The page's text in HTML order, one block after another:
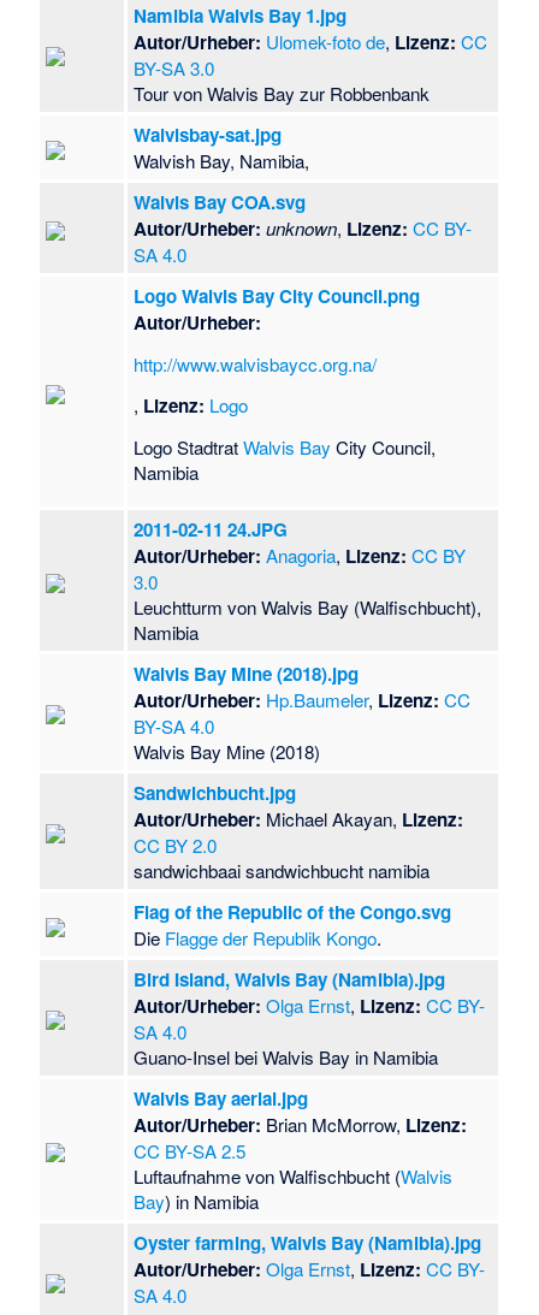
Namibia Walvis Bay 1.jpg
Autor/Urheber: Ulomek-foto de, Lizenz: CC
BY-SA 3.0
Tour von Walvis Bay zur Robbenbank
Walvisbay-sat.jpg
Walvish Bay, Namibia,
Walvis Bay COA.svg
Autor/Urheber: unknown, Lizenz: CC BY-
SA 4.0
Logo Walvis Bay City Council.png
Autor/Urheber:
http://www.walvisbaycc.org.na/
, Lizenz: Logo
Logo StadtratWalvis Bay City Council,
Namibia
2011-02-11 24.JPG
Autor/Urheber: Anagoria, Lizenz: CC BY
3.0
Leuchtturm von Walvis Bay (Walfischbucht),
Namibia
Walvis Bay Mine (2018).jpg
Autor/Urheber: Hp.Baumeler, Lizenz: CC
BY-SA 4.0
Walvis Bay Mine (2018)
Sandwichbucht.jpg
Autor/Urheber: Michael Akayan, Lizenz:
CC BY 2.0
sandwichbaai sandwichbucht namibia
Flag of the Republic of the Congo.svg
Die Flagge der Republik Kongo.
Bird Island, Walvis Bay (Namibia).jpg
Autor/Urheber: Olga Ernst, Lizenz: CC BY-
SA 4.0
Guano-Insel bei Walvis Bay in Namibia
Walvis Bay aerial.jpg
Autor/Urheber: Brian McMorrow, Lizenz:
CC BY-SA 2.5
Luftaufnahme von Walfischbucht (Walvis
Bay) in Namibia
Oyster farming, Walvis Bay (Namibia).jpg
Autor/Urheber: Olga Ernst, Lizenz: CC BY-
SA 4.0